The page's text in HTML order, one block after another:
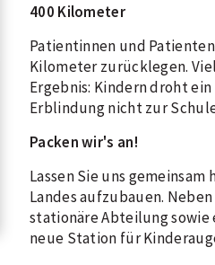
400 Kilometer
Patientinnen und
Kilometer zurücklegen.
Ergebnis: Kindern droht
Erblindung nicht zur
Packen wir's an!
Lassen Sie uns
Landes aufzubauen.
stationäre Abteilung
neue Station für